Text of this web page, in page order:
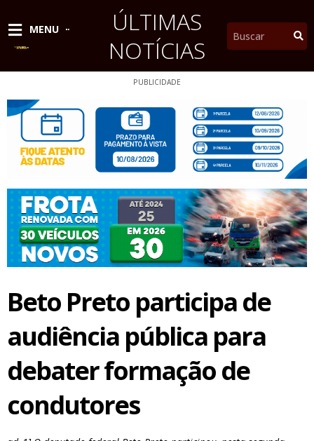
conteúdo
MENU
ÚLTIMAS
NOTÍCIAS
Pesquisar
PUBLICIDADE
Beto Preto participa de
audiência pública para
debater formação de
condutores